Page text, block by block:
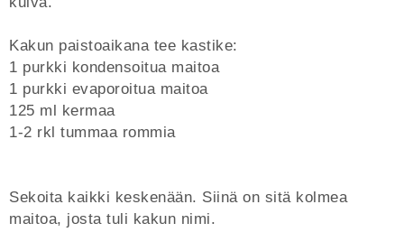
Kakun paistoaikana tee kastike:
1 purkki kondensoitua maitoa
1 purkki evaporoitua maitoa
125 ml kermaa
1-2 rkl tummaa rommia
Sekoita kaikki keskenään. Siinä on sitä kolmea
maitoa, josta tuli kakun nimi.